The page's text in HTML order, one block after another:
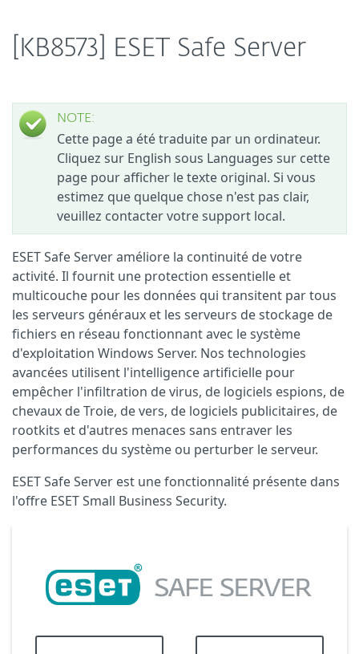
[KB8573] ESET Safe Server
NOTE:
Cette page a été traduite par un ordinateur.
Cliquez sur English sous Languages sur cette
page pour afficher le texte original. Si vous
estimez que quelque chose n'est pas clair,
veuillez contacter votre support local.
ESET Safe Server améliore la continuité de votre
activité. Il fournit une protection essentielle et
multicouche pour les données qui transitent par tous
les serveurs généraux et les serveurs de stockage de
fichiers en réseau fonctionnant avec le système
d'exploitation Windows Server. Nos technologies
avancées utilisent l'intelligence artificielle pour
empêcher l'infiltration de virus, de logiciels espions, de
chevaux de Troie, de vers, de logiciels publicitaires, de
rootkits et d'autres menaces sans entraver les
performances du système ou perturber le serveur.
ESET Safe Server est une fonctionnalité présente dans
l'offre ESET Small Business Security.